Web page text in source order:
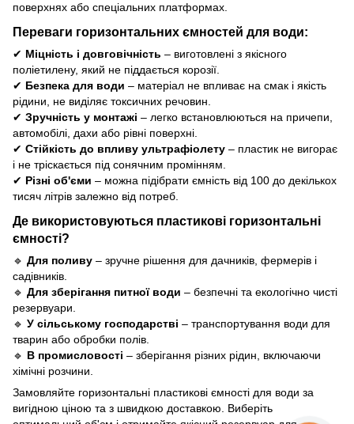
поверхнях або спеціальних платформах.
Переваги горизонтальних ємностей для води:
✔ Міцність і довговічність – виготовлені з якісного
поліетилену, який не піддається корозії.
✔ Безпека для води – матеріал не впливає на смак і якість
рідини, не виділяє токсичних речовин.
✔ Зручність у монтажі – легко встановлюються на причепи,
автомобілі, дахи або рівні поверхні.
✔ Стійкість до впливу ультрафіолету – пластик не вигорає
і не тріскається під сонячним промінням.
✔ Різні об'єми – можна підібрати ємність від 100 до декількох
тисяч літрів залежно від потреб.
Де використовуються пластикові горизонтальні
ємності?
🔹 Для поливу – зручне рішення для дачників, фермерів і
садівників.
🔹 Для зберігання питної води – безпечні та екологічно чисті
резервуари.
🔹 У сільському господарстві – транспортування води для
тварин або обробки полів.
🔹 В промисловості – зберігання різних рідин, включаючи
хімічні розчини.
Замовляйте горизонтальні пластикові ємності для води за
вигідною ціною та з швидкою доставкою. Виберіть